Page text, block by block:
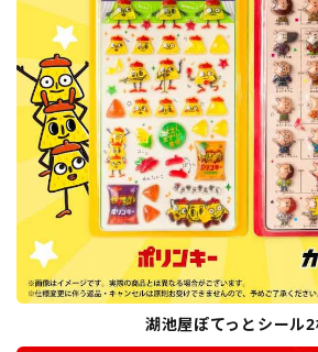
湖池屋ぽてっとシール